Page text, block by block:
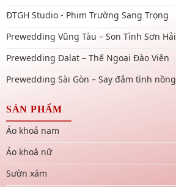
ĐTGH Studio - Phim Trường Sang Trọng
Prewedding Vũng Tàu – Son Tình Sơn Hải
Prewedding Dalat – Thế Ngoại Đào Viên
Prewedding Sài Gòn – Say đắm tình nồng
SẢN PHẨM
Áo khoả nam
Áo khoả nữ
Sườn xám